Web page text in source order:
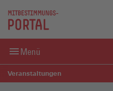
Menü
Veranstaltungen